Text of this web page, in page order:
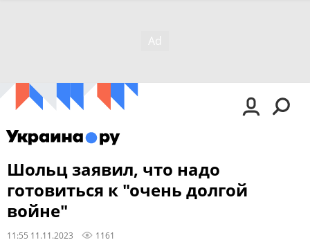
Шольц заявил, что надо
готовиться к "очень долгой
войне"
11:55 11.11.2023 1161